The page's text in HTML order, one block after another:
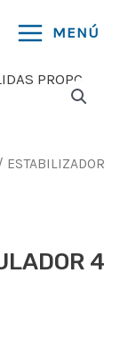
MENU
MENÚ
ESTABILIZADOR
4